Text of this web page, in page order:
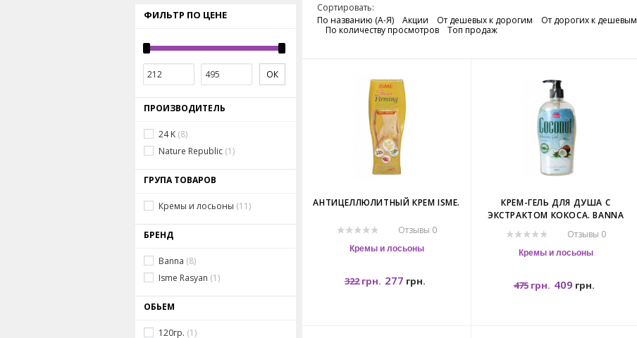
Сортировать:
По названию (А-Я)
Акции От дешевых к дорогим От дорогих к дешевым
По количеству просмотров
Топ продаж
АНТИЦЕЛЛЮЛИТНЫЙ КРЕМ ISME.
Отзывы 0
Кремы и лосьоны
322 грн. 277 грн.
КРЕМ-ГЕЛЬ ДЛЯ ДУША С
ЭКСТРАКТОМ КОКОСА. BANNA
Отзывы 0
Кремы и лосьоны
475 грн. 409 грн.
ФИЛЬТР ПО ЦЕНЕ
ПРОИЗВОДИТЕЛЬ
24 K (8)
Nature Republic (1)
ГРУПА ТОВАРОВ
Кремы и лосьоны (11)
БРЕНД
Banna (8)
Isme Rasyan (1)
ОБЬЕМ
120гр. (1)